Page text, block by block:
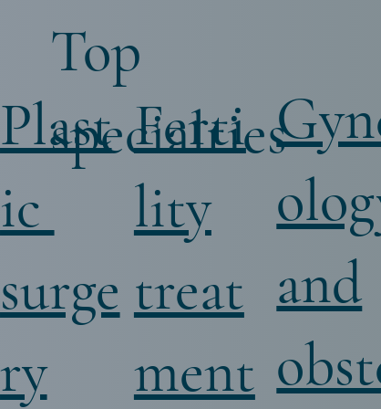
Top
specialties
Plast
ic
surge
ry
Ferti
lity
treat
ment
and